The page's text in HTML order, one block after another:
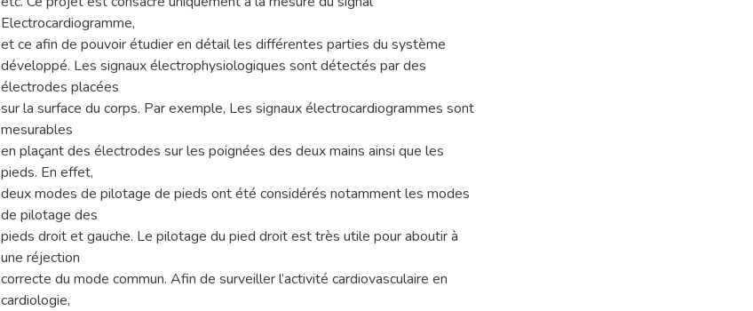
Electrocardiogramme,
et ce afin de pouvoir étudier en détail les différentes parties du système
développé. Les signaux électrophysiologiques sont détectés par des
électrodes placées
sur la surface du corps. Par exemple, Les signaux électrocardiogrammes sont
mesurables
en plaçant des électrodes sur les poignées des deux mains ainsi que les
pieds. En effet,
deux modes de pilotage de pieds ont été considérés notamment les modes
de pilotage des
pieds droit et gauche. Le pilotage du pied droit est très utile pour aboutir à
une réjection
correcte du mode commun. Afin de surveiller l’activité cardiovasculaire en
cardiologie,